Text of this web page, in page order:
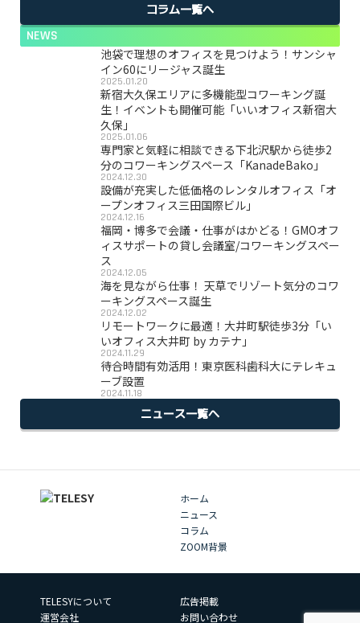
コラム一覧へ
NEWS
池袋で理想のオフィスを見つけよう！サンシャ
イン60にリージャス誕生
2025.01.20
新宿大久保エリアに多機能型コワーキング誕
生！イベントも開催可能「いいオフィス新宿大
久保」
2025.01.06
専門家と気軽に相談できる下北沢駅から徒歩2
分のコワーキングスペース「KanadeBako」
2024.12.30
設備が充実した低価格のレンタルオフィス「オ
ープンオフィス三田国際ビル」
2024.12.16
福岡・博多で会議・仕事がはかどる！GMOオフ
ィスサポートの貸し会議室/コワーキングスペー
ス
2024.12.05
海を見ながら仕事！ 天草でリゾート気分のコワ
ーキングスペース誕生
2024.12.02
リモートワークに最適！大井町駅徒歩3分「い
いオフィス大井町 by カテナ」
2024.11.29
待合時間有効活用！東京医科歯科大にテレキュ
ーブ設置
2024.11.18
ニュース一覧へ
ホーム
ニュース
コラム
ZOOM背景
TELESYについて
広告掲載
運営会社
お問い合わせ